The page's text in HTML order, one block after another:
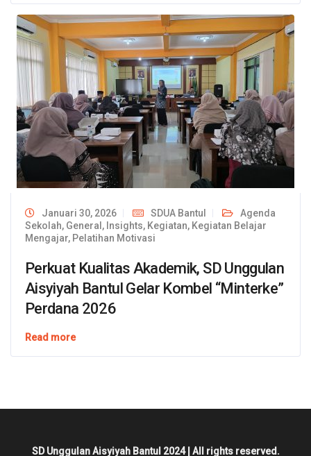
Januari 30, 2026 SDUA Bantul
Agenda
Sekolah, General , Insights, Kegiatan, Kegiatan Belajar
Mengajar, Pelatihan Motivasi
Perkuat Kualitas Akademik, SD Unggulan
Aisyiyah Bantul Gelar Kombel “Minterke”
Perdana 2026
Read more
SD Unggulan Aisyiyah Bantul 2024 | All rights reserved.